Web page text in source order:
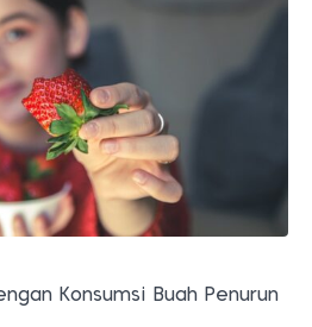
Konsumsi Buah Penurun